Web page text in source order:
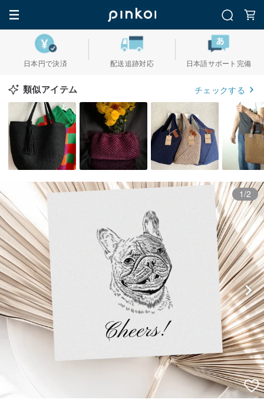
日本円で決済 配送追跡対応 日本語サポート完備
類似アイテム チェックする
1/2